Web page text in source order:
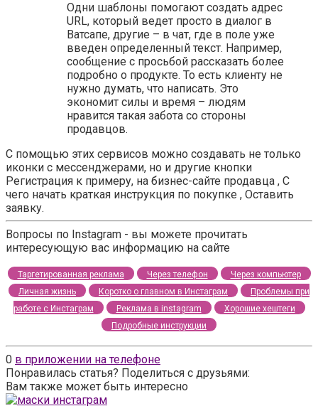
Одни шаблоны помогают создать адрес
URL, который ведет просто в диалог в
Ватсапе, другие – в чат, где в поле уже
введен определенный текст. Например,
сообщение с просьбой рассказать более
подробно о продукте. То есть клиенту не
нужно думать, что написать. Это
экономит силы и время – людям
нравится такая забота со стороны
продавцов.
С помощью этих сервисов можно создавать не только
иконки с мессенджерами, но и другие кнопки
Регистрация к примеру, на бизнес-сайте продавца , С
чего начать краткая инструкция по покупке , Оставить
заявку.
Вопросы по Instagram - вы можете прочитать
интересующую вас информацию на сайте
Таргетированная реклама Через телефон
Через компьютер
Личная жизнь
Коротко о главном в Инстаграм
Проблемы при
работе с Инстаграм
Реклама в instagram
Хорошие хештеги
Подробные инструкции
0 в приложении на телефоне
Понравилась статья? Поделиться с друзьями:
Вам также может быть интересно